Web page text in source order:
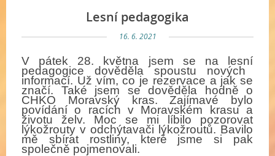
Lesní pedagogika
16. 6. 2021
V pátek 28. května jsem se na lesní
pedagogice dověděla spoustu nových
informací. Už vím, co je rezervace a jak se
značí. Také jsem se dověděla hodně o
CHKO Moravskýkras. Zajímavé bylo
povídání o racích v Moravském krasu a
životu želv. Moc se mi l íbilo pozorovat
ýkožrouty v odchýtavači l ýkožroutů. Bavilo
mě sbírat rostliny, které jsme si pak
společně pojmenovali.